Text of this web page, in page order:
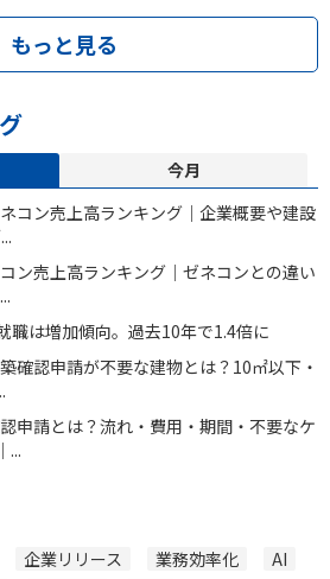
もっと見る
今月
コン売上高ランキング｜企業概要や建設
ン売上高ランキング｜ゼネコンとの違い
職は増加傾向。過去10年で1.4倍に
確認申請が不要な建物とは？10㎡以下・
申請とは？流れ・費用・期間・不要なケ
...
企業リリース 業務効率化
AI